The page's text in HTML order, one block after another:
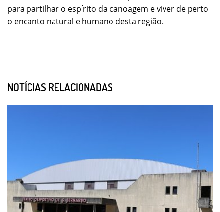
para partilhar o espírito da canoagem e viver de perto
o encanto natural e humano desta região.
NOTÍCIAS RELACIONADAS